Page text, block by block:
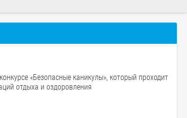
«Безопасные каникулы», который проходит
отдыха и оздоровления